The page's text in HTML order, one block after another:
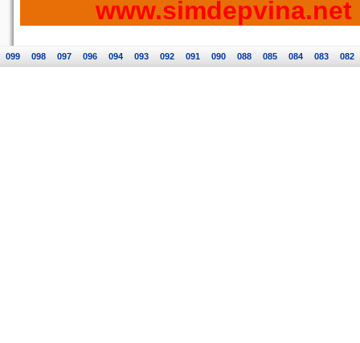
099 098 097 096 094 093 092 091 090 088 085 084 083 082